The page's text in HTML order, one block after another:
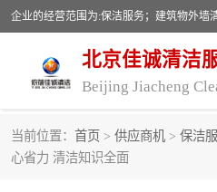
北京佳诚清洁
Beijing Jiacheng
当前位置： 首页 > 供应商机 > 保洁
心省力 清洁知识全面
外墙清洗